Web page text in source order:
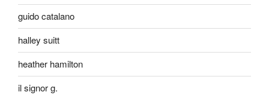
guido catalano
halley suitt
heather hamilton
il signor g.